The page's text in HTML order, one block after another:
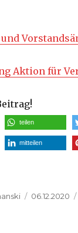
Aktion für
teilen
mitteilen
06.12.2020